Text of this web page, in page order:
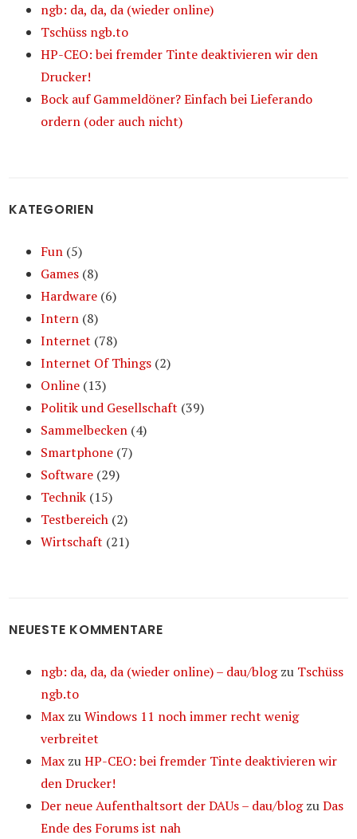
ngb: da, da, da (wieder online)
Tschüss ngb.to
HP-CEO: bei fremder Tinte deaktivieren wir den
Drucker!
Bock auf Gammeldöner? Einfach bei Lieferando
ordern (oder auch nicht)
KATEGORIEN
Fun (5)
Games (8)
Hardware (6)
Intern (8)
Internet (78)
Internet Of Things (2)
Online (13)
Politik und Gesellschaft (39)
Sammelbecken (4)
Smartphone (7)
Software (29)
Technik (15)
Testbereich (2)
Wirtschaft (21)
NEUESTE KOMMENTARE
ngb: da, da, da (wieder online) – dau/blogzu Tschüss
ngb.to
Max zuWindows 11 noch immer recht wenig
verbreitet
Max zuHP-CEO: bei fremder Tinte deaktivieren wir
den Drucker!
Der neue Aufenthaltsort der DAUs – dau/blogzuDas
Ende des Forums ist nah